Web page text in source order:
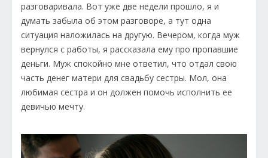
разговаривала. Вот уже две недели прошло, я и
думать забыла об этом разговоре, а тут одна
ситуация наложилась на другую. Вечером, когда муж
вернулся с работы, я рассказала ему про пропавшие
деньги. Муж спокойно мне ответил, что отдал свою
часть денег матери для свадьбу сестры. Мол, она
любимая сестра и он должен помочь исполнить ее
девичью мечту.